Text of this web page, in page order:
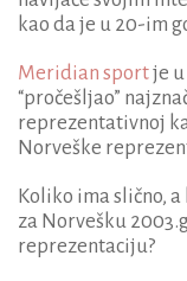
kao da je u 20-im
Meridian sportje
“pročešljao”
reprezentativnoj
Norveške
Koliko ima slično,
za Norvešku
reprezentaciju?